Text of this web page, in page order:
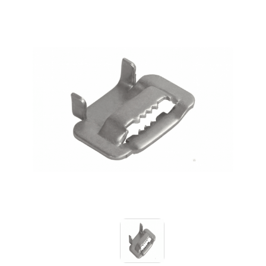
Дорожные знаки с внутренней подсветкой
Заградительные светодиодные знаки
Передвижные заградительные знаки
Опоры дорожных знаков (Стойки)
Переносные опоры
Светодиодные знаки на солнечной